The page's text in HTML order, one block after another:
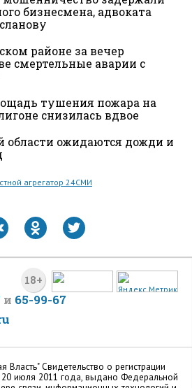
бизнесмена, адвоката
районе за вечер
смертельные аварии с
тушения пожара на
снизилась вдвое
области ожидаются дожди и
агрегатор 24СМИ
18+
и 65-99-67
Власть" Cвидетельство о регистрации
июля 2011 года, выдано Федеральной